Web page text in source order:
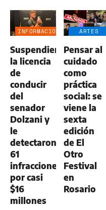
INFORMACIÓN
Suspendieron
la licencia
de
conducir
del
senador
Dolzani y
le
detectaron
61
infracciones
por casi
$16
millones
ARTES
Pensar al
cuidado
como
práctica
social: se
viene la
sexta
edición
de El
Otro
Festival
en
Rosario